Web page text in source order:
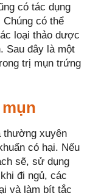
có tác dụng
có thể
loại thảo dược
Sau đây là một
trị mụn trứng
thường xuyên
có hại. Nếu
sẽ, sử dụng
đi ngủ, các
và làm bít tắc